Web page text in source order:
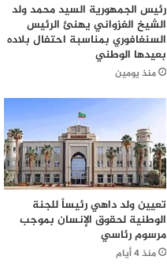
رئيس الجمهورية السيد محمد ولد
الشيخ الغزواني يهنئ الرئيس
السنغافوري بمناسبة احتفال بلاده
بعيدها الوطني
منذ يومين
تعيين ولد داهي رئيساً للجنة
الوطنية لحقوق الإنسان بموجب
مرسوم رئاسي
منذ 4 أيام